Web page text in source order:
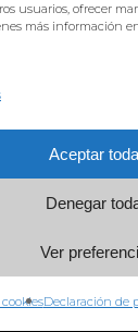
usuarios, ofrecer
más información
Aceptar
Denegar
Ver
Declaración de